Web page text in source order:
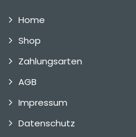
Home
Shop
Zahlungsarten
AGB
Impressum
Datenschutz